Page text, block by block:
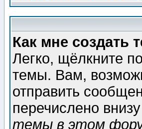
Как мне создать
Легко, щёлкните
темы. Вам,
отправить
перечислено
темы в этом